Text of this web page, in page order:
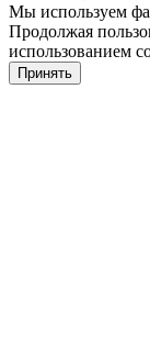
Мы используем
Продолжая
использованием
Принять